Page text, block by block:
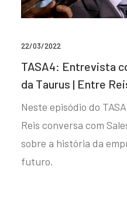
22/03/2022
TASA4: Entrevista
da Taurus | Entre
Neste episódio do
Reis conversa com
sobre a história da
futuro.